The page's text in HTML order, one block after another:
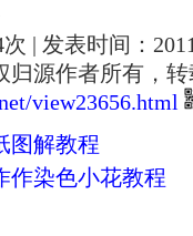
次 | 发表时间：
源作者所有，
view23656.html
图解教程
作染色小花教程